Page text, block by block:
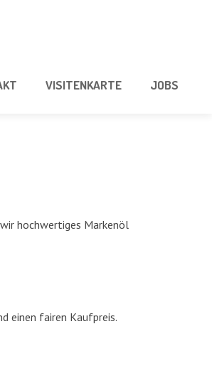
VISI­TEN­KAR­TE JOBS
hoch­wer­ti­ges Mar­ken­öl
einen fai­ren Kaufpreis.